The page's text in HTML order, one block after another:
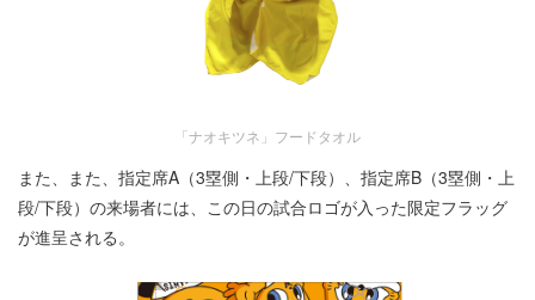
「ナオキツネ」フードタオル
また、また、指定席A（3塁側・上段/下段）、指定席B（3塁側・上
段/下段）の来場者には、この日の試合ロゴが入った限定フラッグ
が進呈される。